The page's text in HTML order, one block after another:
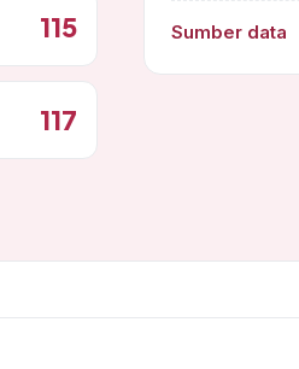
115
117
Sumber data